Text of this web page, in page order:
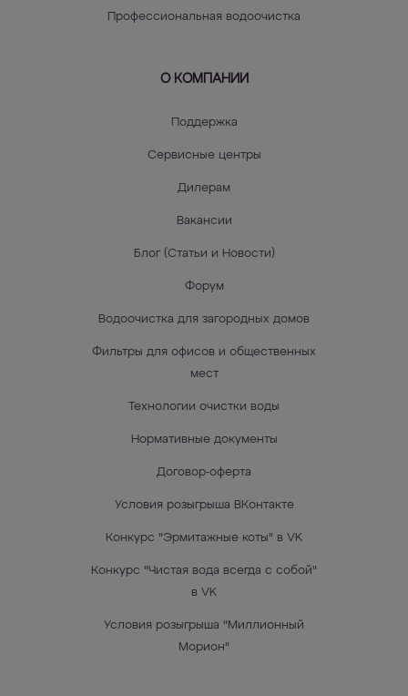
Профессиональная водоочистка
О КОМПАНИИ
Поддержка
Сервисные центры
Дилерам
Вакансии
Блог (Статьи и Новости)
Форум
Водоочистка для загородных домов
Фильтры для офисов и общественных
мест
Технологии очистки воды
Нормативные документы
Договор-оферта
Условия розыгрыша ВКонтакте
Конкурс "Эрмитажные коты" в VK
Конкурс "Чистая вода всегда с собой"
в VK
Условия розыгрыша "Миллионный
Морион"